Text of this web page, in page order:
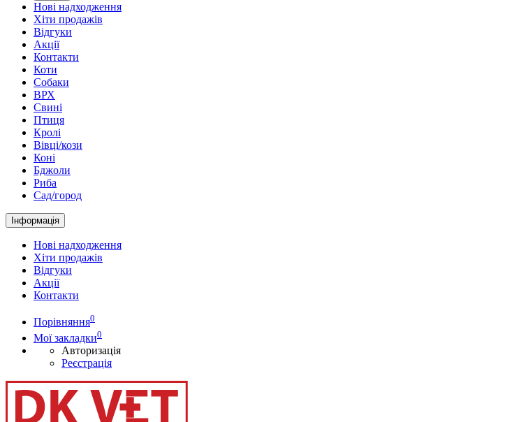
Нові надходження
Хіти продажів
Відгуки
Акції
Контакти
Коти
Собаки
ВРХ
Свині
Птиця
Кролі
Вівці/кози
Коні
Бджоли
Риба
Сад/город
Інформація
Нові надходження
Хіти продажів
Відгуки
Акції
Контакти
Порівняння0
Мої закладки0
Авторизація
Реєстрація